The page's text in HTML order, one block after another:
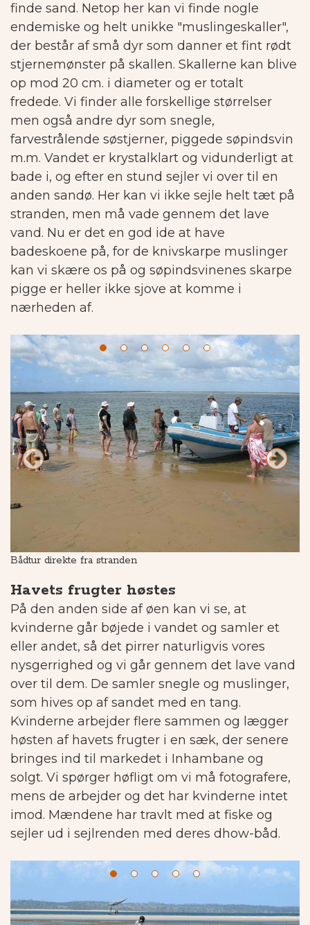
finde sand. Netop her kan vi finde nogle
endemiske og helt unikke "muslingeskaller",
der består af små dyr som danner et fint rødt
stjernemønster på skallen. Skallerne kan blive
op mod 20 cm. i diameter og er totalt
fredede. Vi finder alle forskellige størrelser
men også andre dyr som snegle,
farvestrålende søstjerner, piggede søpindsvin
m.m. Vandet er krystalklart og vidunderligt at
bade i, og efter en stund sejler vi over til en
anden sandø. Her kan vi ikke sejle helt tæt på
stranden, men må vade gennem det lave
vand. Nu er det en god ide at have
badeskoene på, for de knivskarpe muslinger
kan vi skære os på og søpindsvinenes skarpe
pigge er heller ikke sjove at komme i
nærheden af.
Bådtur direkte fra stranden
Havets frugter høstes
På den anden side af øen kan vi se, at
kvinderne går bøjede i vandet og samler et
eller andet, så det pirrer naturligvis vores
nysgerrighed og vi går gennem det lave vand
over til dem. De samler snegle og muslinger,
som hives op af sandet med en tang.
Kvinderne arbejder flere sammen og lægger
høsten af havets frugter i en sæk, der senere
bringes ind til markedet i Inhambane og
solgt. Vi spørger høfligt om vi må fotografere,
mens de arbejder og det har kvinderne intet
imod. Mændene har travlt med at fiske og
sejler ud i sejlrenden med deres dhow-båd.